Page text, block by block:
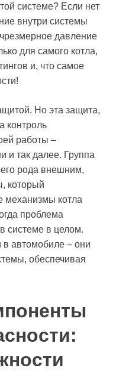
системе? Если нет
внутри системы
давление
для самого котла,
и, что самое
Но эта защита,
контроль
работы –
и так далее. Группа
рода внешним,
который
механизмы котла
проблема
системе в целом.
в автомобиле – они
обеспечивая